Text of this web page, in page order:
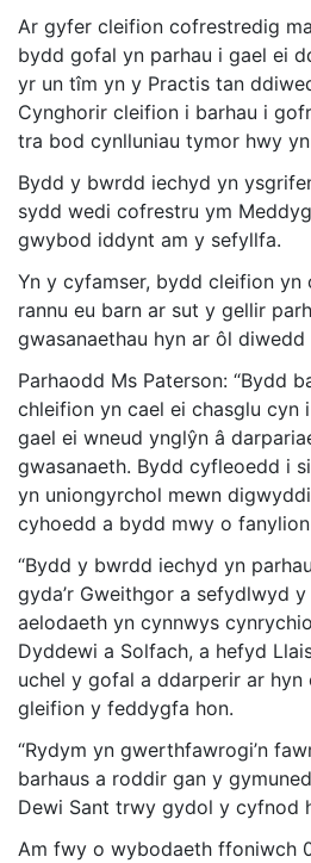
Ar gyfer cleifion cofrestredig
bydd gofal yn parhau i gael ei
yr un tîm yn y Practis tan
Cynghorir cleifion i barhau i
tra bod cynlluniau tymor hwy
Bydd y bwrdd iechyd yn
sydd wedi cofrestru ym
gwybod iddynt am y sefyllfa.
Yn y cyfamser, bydd cleifion yn
rannu eu barn ar sut y gellir
gwasanaethau hyn ar ôl diwedd
Parhaodd Ms Paterson: “Bydd
chleifion yn cael ei chasglu cyn
gael ei wneud ynglŷn â
gwasanaeth. Bydd cyfleoedd i
yn uniongyrchol mewn
cyhoedd a bydd mwy o fanylion
“Bydd y bwrdd iechyd yn
gyda’r Gweithgor a sefydlwyd
aelodaeth yn cynnwys
Dyddewi a Solfach, a hefyd
uchel y gofal a ddarperir ar hyn
gleifion y feddygfa hon.
“Rydym yn gwerthfawrogi’n
barhaus a roddir gan y
Dewi Sant trwy gydol y cyfnod
Am fwy o wybodaeth ffoniwch